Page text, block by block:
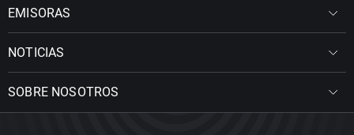
EMISORAS
NOTICIAS
SOBRE NOSOTROS